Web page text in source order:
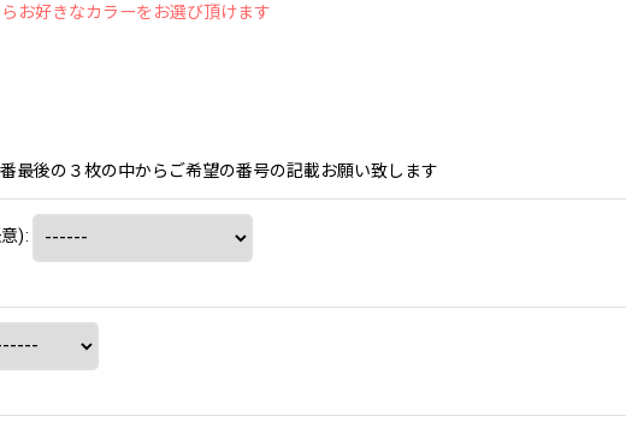
お好きなカラーをお選び頂けます
最後の３枚の中からご希望の番号の記載お願い致します
):